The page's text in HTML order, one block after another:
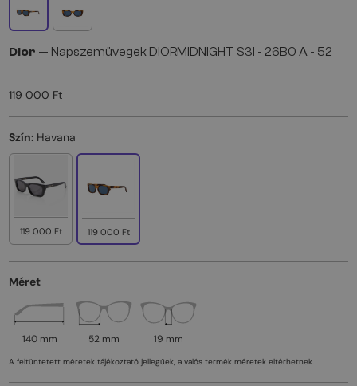
Dior — Napszemüvegek DIORMIDNIGHT S3I - 26B0 A - 52
119 000 Ft
Szín: Havana
119 000 Ft 119 000 Ft
Méret
140 mm 52 mm 19 mm
A feltüntetett méretek tájékoztató jellegűek, a valós termék méretek eltérhetnek.